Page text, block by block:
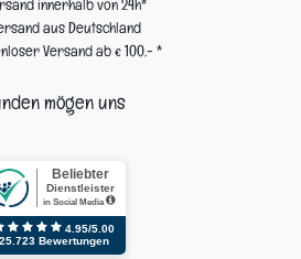
innerhalb von 24h*
aus Deutschland
Versand ab € 100,- *
mögen uns